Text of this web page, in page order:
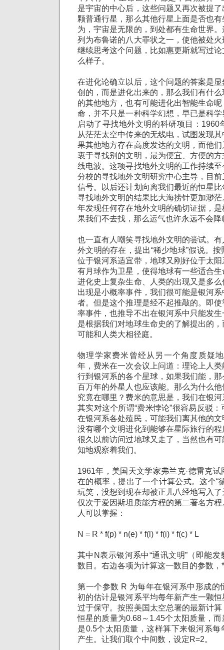
是宇宙的中心后，这些问题又再次被提
颗普通行星，那么其他行星上面是否也
为，宇宙是无限的，到处都有生命世界
列为布鲁诺的八大罪状之一，使他被处
继续思考这个问题，比如惠更斯就写过
么样子。
在进化论确立以后，这个问题的答案是
创的，而是进化出来的，那么我们有什
的其他地方，也有可能进化出智能生命
命，并不只是一种科学幻想，早已是科
启动了寻找地外文明的科研项目：1960
从茫茫太空中传来的无线电，试图发现
果其他地方存在高度发达的文明，而他
衷于寻找别的文明，最为便宜、方便的
线电波。这项寻找地外文明的工作持续
分校的寻找地外文明研究中心主导，目
信号。以后还计划向离我们最近的恒星
寻找地外文明的结果比大海捞针更加渺
年发现任何存在地外文明的确切证据，
果我们不去找，那么运气也许永远不会降
也一直有人嘲笑寻找地外文明的尝试。
外文明的存在，提出“稀少地球”假说。
位于银河系适宜带，地球又刚好位于太
有月球作为卫星，使得地球有一些适合
进化史上复杂生命、人类的出现又是多
出现是小概率事件，我们很可能是银河
者。但是这个推理是经不起推敲的。即
率事件，也推导不出在银河系中只能发
是根据我们对地球生命史的了解提出的
可能和人类大相径庭。
物理学家费米曾经从另一个角度质疑
年，费米在一次会议上问道：理论上人
行到银河系的各个星球，如果我们能，
百万年的外星人也应该能。那么为什么
究竟在哪里？费米的意思是，我们在银
其实对这个所谓“费米悖论”很容易反驳
在银河系各处殖民，可能我们离其他的
没有哪个文明进化到能够在星际旅行的
很久以前访问过地球又走了，当然也有
知地观察着我们。
1961年，美国天文学家弗兰克·德雷克
在的概率，提出了一个计算公式。这个“
玩笑，没想到现在却被正儿八经地写入
仅次于爱因斯坦质能方程的第二著名方
人可以掌握：
N = R * f(p) * n(e) * f(l) * f(i) * f(c) * L
其中N表示银河系中“通讯文明”（即能
数目。右边各项为计算这一数目的参数，
第一个参数 R 为每年在银河系中形成的
初的估计是银河系平均每年新产生一颗
过于保守。按照美国太空总署的最新计
恒星的质量为0.68～1.45个太阳质量，
是0.5个太阳质量，这样算下来银河系
产生。让我们取个中间数，设定R=2。